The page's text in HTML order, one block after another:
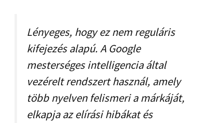
Lényeges, hogy ez nem reguláris
kifejezés alapú. A Google
mesterséges intelligencia által
vezérelt rendszert használ, amely
több nyelven felismeri a márkáját,
elkapja az elírási hibákat és